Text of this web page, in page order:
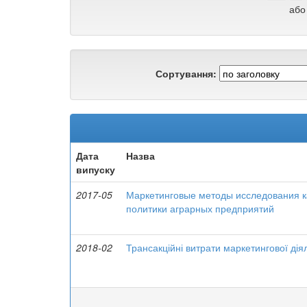
або
Сортування:
Дата
випуску
Назва
2017-05
Маркетинговые методы исследования
политики аграрных предприятий
2018-02
Трансакційні витрати маркетингової